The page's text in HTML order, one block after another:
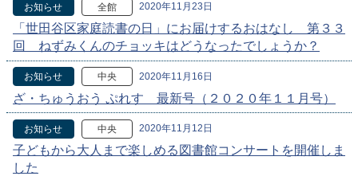
お知らせ 全館 2020年11月23日
「世田谷区家庭読書の日」にお届けするおはなし 第３３
回 ねずみくんのチョッキはどうなったでしょうか？
お知らせ 中央 2020年11月16日
ざ・ちゅうおう ぷれす 最新号（２０２０年１１月号）
お知らせ 中央 2020年11月12日
子どもから大人まで楽しめる図書館コンサートを開催しま
した